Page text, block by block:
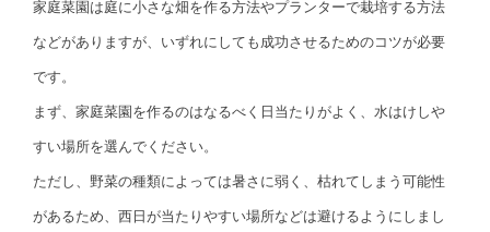
家庭菜園は庭に小さな畑を作る方法やプランターで栽培する方法
などがありますが、いずれにしても成功させるためのコツが必要
です。
まず、家庭菜園を作るのはなるべく日当たりがよく、水はけしや
すい場所を選んでください。
ただし、野菜の種類によっては暑さに弱く、枯れてしまう可能性
があるため、西日が当たりやすい場所などは避けるようにしまし